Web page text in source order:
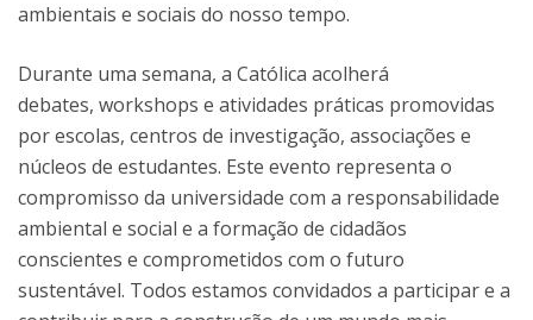
ambientais e sociais do nosso tempo.
Durante uma semana, a Católica acolherá
debates, workshops e atividades práticas promovidas
por escolas, centros de investigação, associações e
núcleos de estudantes. Este evento representa o
compromisso da universidade com a responsabilidade
ambiental e social e a formação de cidadãos
conscientes e comprometidos com o futuro
sustentável. Todos estamos convidados a participar e a